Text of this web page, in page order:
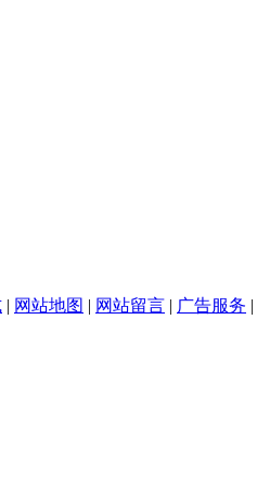
网站地图 网站留言 广告服务